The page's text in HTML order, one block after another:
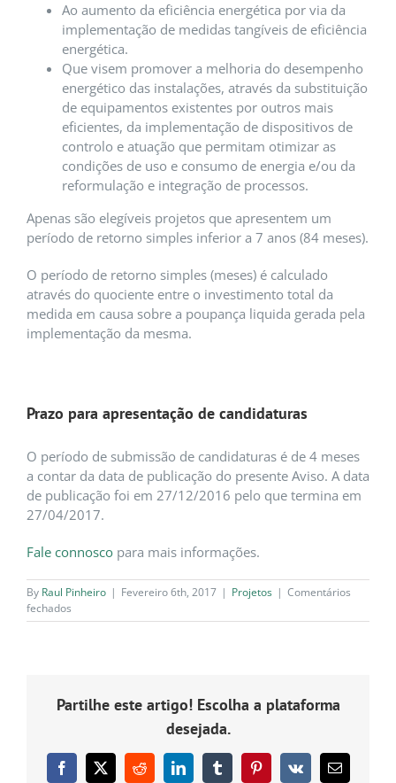
Ao aumento da eficiência energética por via da
implementação de medidas tangíveis de eficiência
energética.
Que visem promover a melhoria do desempenho
energético das instalações, através da substituição
de equipamentos existentes por outros mais
eficientes, da implementação de dispositivos de
controlo e atuação que permitam otimizar as
condições de uso e consumo de energia e/ou da
reformulação e integração de processos.
Apenas são elegíveis projetos que apresentem um
período de retorno simples inferior a 7 anos (84 meses).
O período de retorno simples (meses) é calculado
através do quociente entre o investimento total da
medida em causa sobre a poupança liquida gerada pela
implementação da mesma.
Prazo para apresentação de candidaturas
O período de submissão de candidaturas é de 4 meses
a contar da data de publicação do presente Aviso. A data
de publicação foi em 27/12/2016 pelo que termina em
27/04/2017.
Fale connosco para mais informações.
By Raul Pinheiro | Fevereiro 6th, 2017 | Projetos | Comentários
fechados
Projetos
Partilhe este artigo! Escolha a plataforma
desejada.
Facebook
X RedditLinkedInTumblrPinterest
Vk
Email